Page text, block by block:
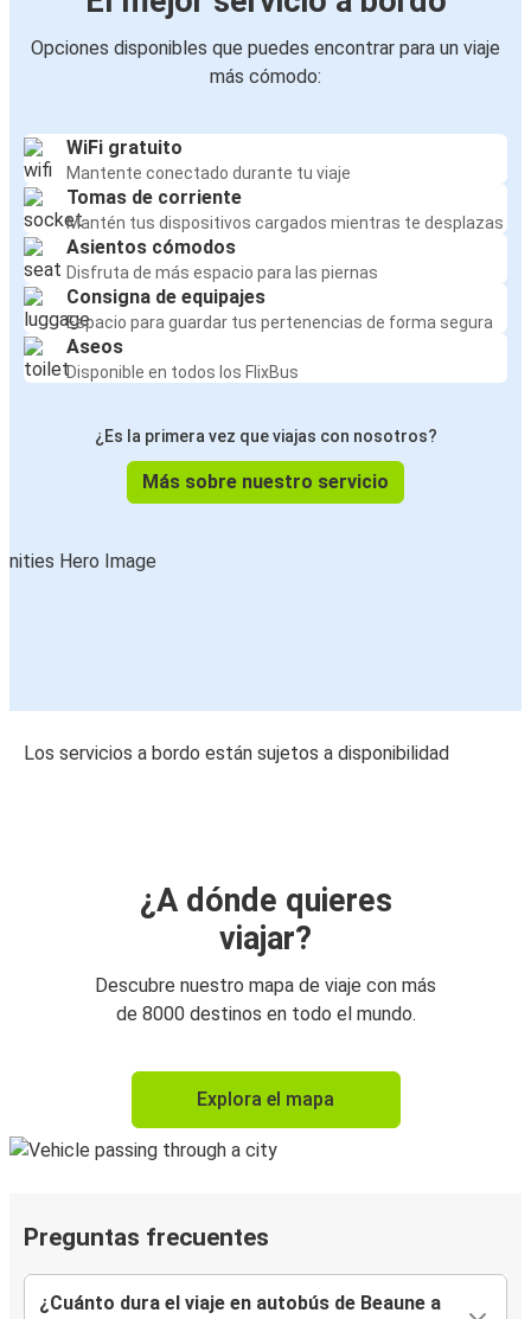
Opciones disponibles que puedes encontrar para un viaje
más cómodo:
WiFi gratuito
Mantente conectado durante tu viaje
Tomas de corriente
Mantén tus dispositivos cargados mientras te desplazas
Asientos cómodos
Disfruta de más espacio para las piernas
Consigna de equipajes
Espacio para guardar tus pertenencias de forma segura
Aseos
Disponible en todos los FlixBus
¿Es la primera vez que viajas con nosotros?
Más sobre nuestro servicio
Los servicios a bordo están sujetos a disponibilidad
¿A dónde quieres
viajar?
Descubre nuestro mapa de viaje con más
de 8000 destinos en todo el mundo.
Explora el mapa
Preguntas frecuentes
¿Cuánto dura el viaje en autobús de Beaune a